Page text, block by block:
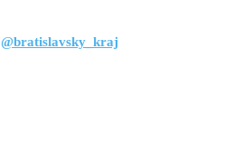
@bratislavsky_kraj